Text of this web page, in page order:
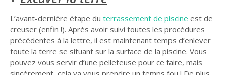
L’avant-dernière étape du terrassement de piscine est de
creuser (enfin !). Après avoir suivi toutes les procédures
précédentes à la lettre, il est maintenant temps d’enlever
toute la terre se situant sur la surface de la piscine. Vous
pouvez vous servir d’une pelleteuse pour ce faire, mais